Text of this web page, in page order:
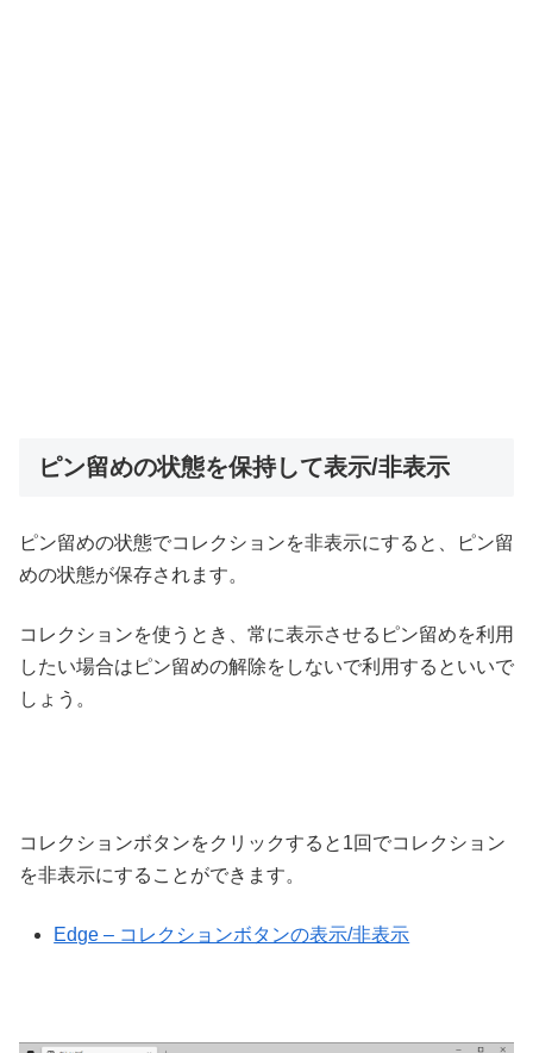
ピン留めの状態を保持して表示/非表示
ピン留めの状態でコレクションを非表示にすると、ピン留
めの状態が保存されます。
コレクションを使うとき、常に表示させるピン留めを利用
したい場合はピン留めの解除をしないで利用するといいで
しょう。
コレクションボタンをクリックすると1回でコレクション
を非表示にすることができます。
Edge – コレクションボタンの表示/非表示